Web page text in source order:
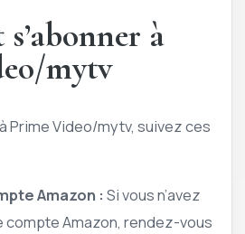
à
mytv
Prime Video/mytv, suivez ces
Amazon : Si vous n’avez
compte Amazon, rendez-vous